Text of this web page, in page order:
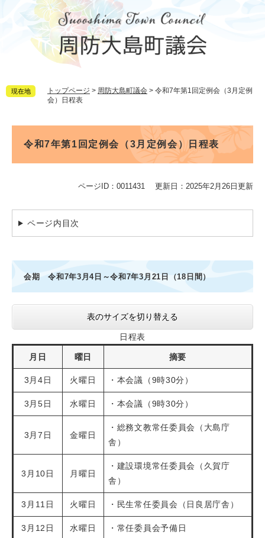
す。
し
現在地 トップページ > 周防大島町議会 > 令和7年第1回定例会（3月定例
会）日程表
令和7年第1回定例会（3月定例会）日程表
ページID：0011431 更新日：2025年2月26日更新
ページ内目次
会期 令和7年3月4日～令和7年3月21日（18日間）
表のサイズを切り替える
日程表
月日 曜日 摘要
3月4日 火曜日 ・本会議（9時30分）
3月5日 水曜日 ・本会議（9時30分）
3月7日 金曜日
・総務文教常任委員会（大島庁
舎）
3月10日 月曜日
・建設環境常任委員会（久賀庁
舎）
3月11日 火曜日 ・民生常任委員会（日良居庁舎）
3月12日 水曜日 ・常任委員会予備日